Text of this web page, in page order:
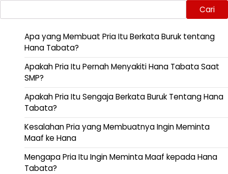
Cari
Apa yang Membuat Pria Itu Berkata Buruk tentang
Hana Tabata?
Apakah Pria Itu Pernah Menyakiti Hana Tabata Saat
SMP?
Apakah Pria Itu Sengaja Berkata Buruk Tentang Hana
Tabata?
Kesalahan Pria yang Membuatnya Ingin Meminta
Maaf ke Hana
Mengapa Pria Itu Ingin Meminta Maaf kepada Hana
Tabata?